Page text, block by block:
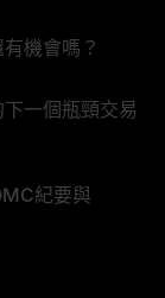
機會嗎？
一個瓶頸交易
紀要與